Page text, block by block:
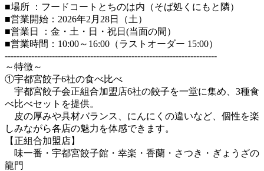
■場所 ：フードコートとちのは内（そば処くにもと隣）
■営業開始：2026年2月28日（土）
■営業日 ：金・土・日・祝日(当面の間）
■営業時間：10:00～16:00（ラストオーダー 15:00）
------------------------------------------------------------------------
～特徴～
①宇都宮餃子6社の食べ比べ
宇都宮餃子会正組合加盟店6社の餃子を一堂に集め、3種食
べ比べセットを提供。
皮の厚みや具材バランス、にんにくの違いなど、個性を楽
しみながら各店の魅力を体感できます。
【正組合加盟店】
味一番・宇都宮餃子館・幸楽・香蘭・さつき・ぎょうざの
龍門